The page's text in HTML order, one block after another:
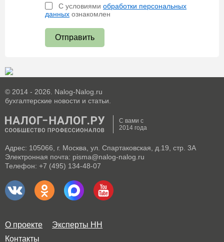
С условиями обработки персональных
данных ознакомлен
Отправить
© 2014 - 2026. Nalog-Nalog.ru
бухгалтерские новости и статьи.
С вами с
2014 года
Адрес: 105066, г. Москва, ул. Спартаковская, д.19, стр. 3А
Электронная почта: pisma@nalog-nalog.ru
Телефон: +7 (495) 134-48-07
О проекте
Эксперты НН
Контакты